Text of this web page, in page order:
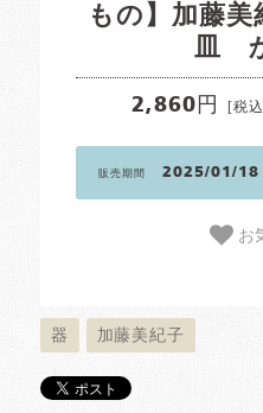
もの】加藤
皿
2,860円 [税
販売期間 2025/01/18
お
器 加藤美紀子